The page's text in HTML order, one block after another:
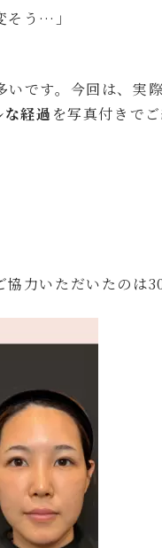
そう…」
です。今回は、実
経過 を写真付きでご
力いただいたのは